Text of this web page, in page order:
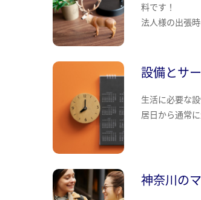
料です！
法人様の出張
設備とサ
生活に必要な
居日から通常
神奈川の